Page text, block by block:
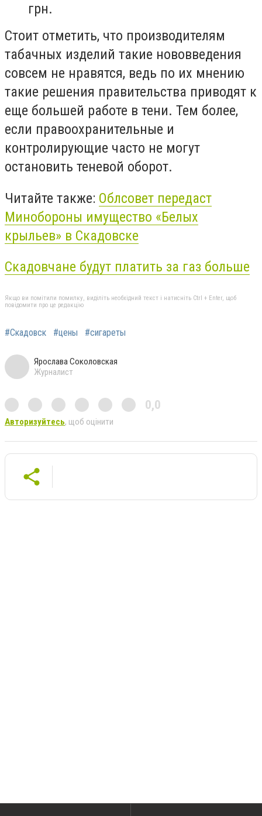
грн.
Стоит отметить, что производителям
табачных изделий такие нововведения
совсем не нравятся, ведь по их мнению
такие решения правительства приводят к
еще большей работе в тени. Тем более,
если правоохранительные и
контролирующие часто не могут
остановить теневой оборот.
Читайте также: Облсовет передаст
Минобороны имущество «Белых
крыльев» в Скадовске
Скадовчане будут платить за газ больше
Якщо ви помітили помилку, виділіть необхідний текст і натисніть Ctrl + Enter, щоб
повідомити про це редакцію
#Скадовск #цены #сигареты
Ярослава Соколовская
Журналист
0,0
Авторизуйтесь, щоб оцінити